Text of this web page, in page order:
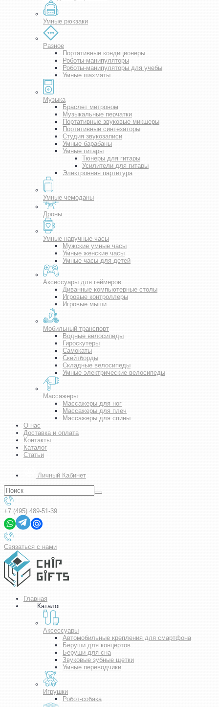
Умные рюкзаки
Разное
Портативные кондиционеры
Роботы-манипуляторы
Роботы-манипуляторы для учебы
Умные шахматы
Музыка
Браслет метроном
Музыкальные перчатки
Портативные звуковые микшеры
Портативные синтезаторы
Студия звукозаписи
Умные барабаны
Умные гитары
Тюнеры для гитары
Усилители для гитары
Электронная партитура
Умные чемоданы
Дроны
Умные наручные часы
Мужские умные часы
Умные женские часы
Умные часы для детей
Аксессуары для геймеров
Диванные компьютерные столы
Игровые контроллеры
Игровые мыши
Мобильный транспорт
Водные велосипеды
Гироскутеры
Самокаты
Скейтборды
Складные велосипеды
Умные электрические велосипеды
Массажеры
Массажеры для ног
Массажеры для плеч
Массажеры для спины
О нас
Доставка и оплата
Контакты
Каталог
Статьи
Личный Кабинет
+7 (495) 489-51-39
Связаться с нами
Главная
Каталог
Аксессуары
Автомобильные крепления для смартфона
Беруши для концертов
Беруши для сна
Звуковые зубные щетки
Умные переводчики
Игрушки
Робот-собака